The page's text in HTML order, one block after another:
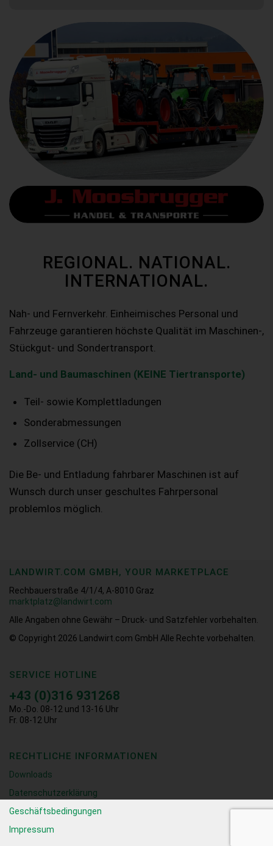
REGIONAL. NATIONAL.
INTERNATIONAL.
Nah- und Fernverkehr. Einheimisches Personal und
Fahrzeuge garantieren höchste Qualität im Maschinen-,
Stückgut- und Sondertransport.
Land- und Baumaschinen (KEINE Tiertransporte)
Teil- sowie Komplettladungen
Sonderabmessungen
Zollservice (CH)
Die Be- und Entladung fahrbarer Maschinen ist auf
Wunsch durch unser geschultes Fahrpersonal
problemlos möglich.
LANDWIRT.COM GMBH, YOUR MARKETPLACE
Rechbauerstraße 4/1/4, A-8010 Graz
marktplatz@landwirt.com
Alle Angaben ohne Gewähr – Druck- und Satzfehler vorbehalten.
© Copyright 2026
Landwirt.com GmbH Alle Rechte vorbehalten.
SERVICE HOTLINE
+43 (0)316 931268
Mo.-Do. 08-12 und 13-16 Uhr
Fr. 08-12 Uhr
RECHTLICHE INFORMATIONEN
Downloads
Datenschutzerklärung
Geschäftsbedingungen
Impressum